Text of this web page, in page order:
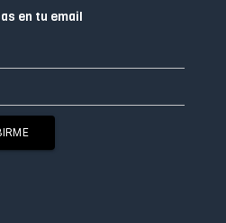
en tu email